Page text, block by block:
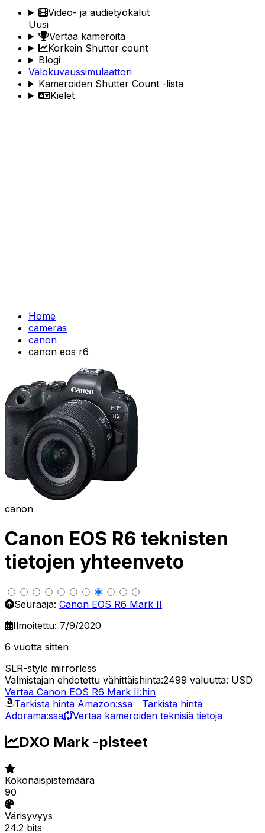
Video- ja audietyökalut
Uusi
Vertaa kameroita
Korkein Shutter count
Blogi
Valokuvaussimulaattori
Kameroiden Shutter Count -lista
Kielet
Home
cameras
canon
canon eos r6
canon
Canon EOS R6 teknisten
tietojen yhteenveto
Seuraaja: Canon EOS R6 Mark II
Ilmoitettu: 7/9/2020
6 vuotta sitten
SLR-style mirrorless
Valmistajan ehdotettu vähittäishinta:2499 valuutta: USD
Vertaa Canon EOS R6 Mark II:hin
Tarkista hinta Amazon:ssa
Tarkista hinta
Adorama:ssa
Vertaa kameroiden teknisiä tietoja
DXO Mark -pisteet
Kokonaispistemäärä
90
Värisyvyys
24.2 bits